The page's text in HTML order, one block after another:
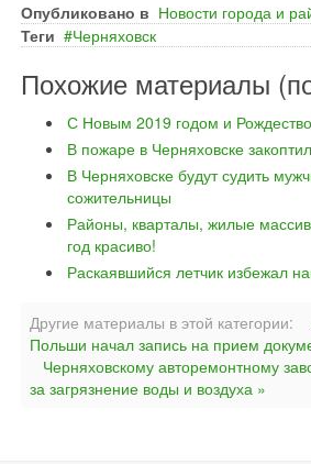
Опубликовано в Новости города и
Теги
Черняховск
Похожие материалы
С Новым 2019 годом и
В пожаре в Черняховске
В Черняховске будут судить
сожительницы
Районы, кварталы, жилые
год красиво!
Раскаявшийся летчик избежал
Другие материалы в этой категории:
Польши начал запись на прием
Черняховскому авторемонтному
за загрязнение воды и воздуха »